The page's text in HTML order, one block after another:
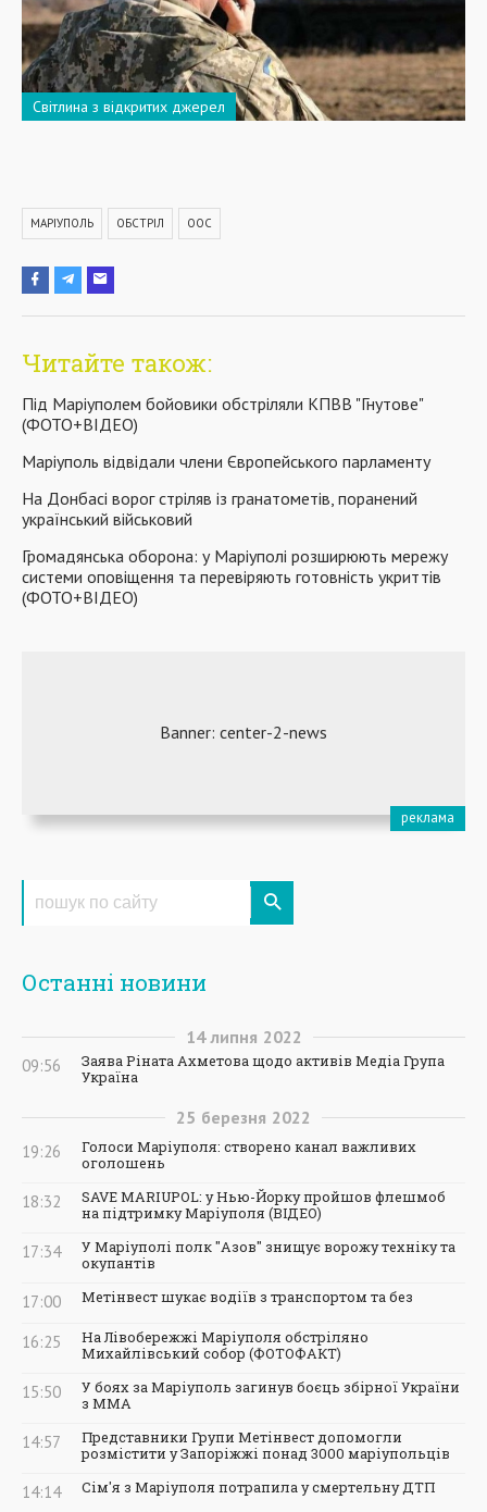
Світлина з відкритих джерел
МАРІУПОЛЬ ОБСТРІЛ ООС
Читайте також:
Під Маріуполем бойовики обстріляли КПВВ "Гнутове"
(ФОТО+ВІДЕО)
Маріуполь відвідали члени Європейського парламенту
На Донбасі ворог стріляв із гранатометів, поранений
український військовий
Громадянська оборона: у Маріуполі розширюють мережу
системи оповіщення та перевіряють готовність укриттів
(ФОТО+ВІДЕО)
Останні новини
14 липня 2022
09:56
Заява Ріната Ахметова щодо активів Медіа Група
Україна
25 березня 2022
19:26
Голоси Маріуполя: створено канал важливих
оголошень
18:32
SAVE MARIUPOL: у Нью-Йорку пройшов флешмоб
на підтримку Маріуполя (ВІДЕО)
17:34
У Маріуполі полк "Азов" знищує ворожу техніку та
окупантів
17:00 Метінвест шукає водіїв з транспортом та без
16:25
На Лівобережжі Маріуполя обстріляно
Михайлівський собор (ФОТОФАКТ)
15:50
У боях за Маріуполь загинув боєць збірної України
з ММА
14:57
Представники Групи Метінвест допомогли
розмістити у Запоріжжі понад 3000 маріупольців
14:14 Сім'я з Маріуполя потрапила у смертельну ДТП